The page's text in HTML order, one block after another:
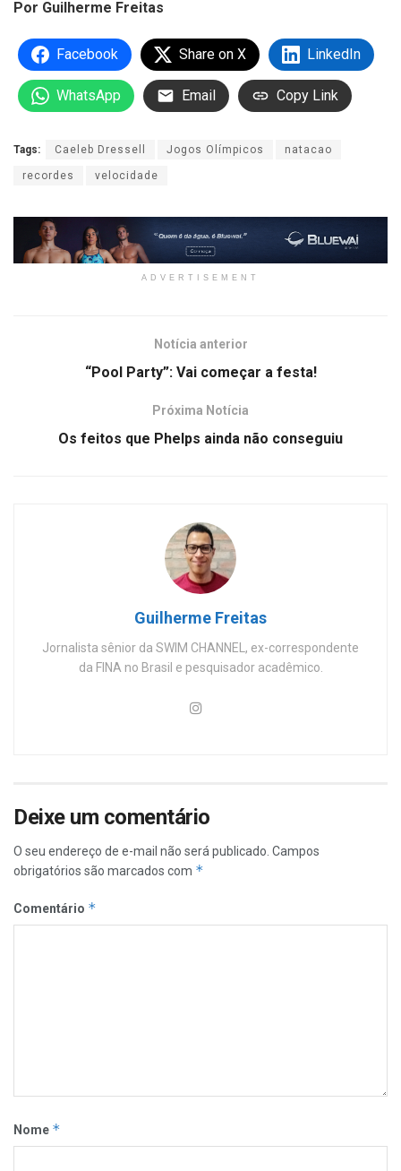
Por Guilherme Freitas
Facebook Share on X LinkedIn
WhatsApp Email Copy Link
Tags: Caeleb Dressell Jogos Olímpicos natacao
recordes velocidade
ADVERTISEMENT
Notícia anterior
“Pool Party”: Vai começar a festa!
Próxima Notícia
Os feitos que Phelps ainda não conseguiu
Guilherme Freitas
Jornalista sênior da SWIM CHANNEL, ex-correspondente
da FINA no Brasil e pesquisador acadêmico.
Deixe um comentário
O seu endereço de e-mail não será publicado. Campos
obrigatórios são marcados com *
Comentário *
Nome *